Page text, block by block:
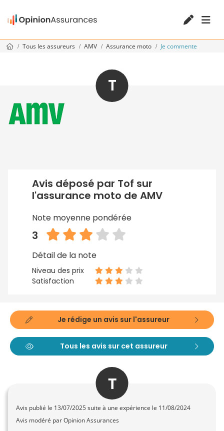
Tous les assureurs AMV Assurance moto Je commente
T
Avis déposé par Tof sur
l'assurance moto de AMV
Note moyenne pondérée
3
Détail de la note
Niveau des prix
Satisfaction
Je rédige un avis sur l'assureur
Tous les avis sur cet assureur
T
Avis publié le 13/07/2025 suite à une expérience le 11/08/2024
Avis modéré par Opinion Assurances